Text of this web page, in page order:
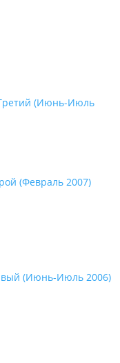
(Июнь-Июль
(Февраль 2007)
(Июнь-Июль 2006)